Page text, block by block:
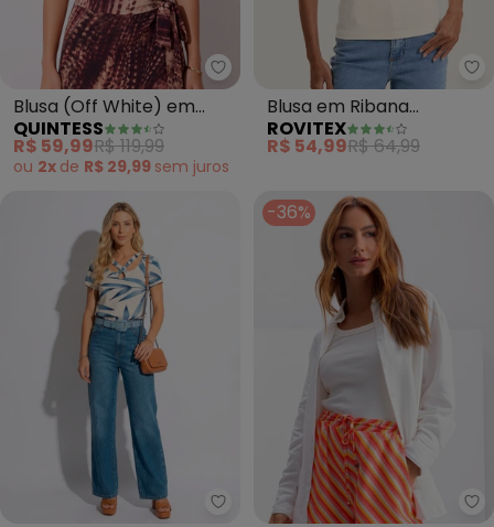
Quintess - Blusa (Off White)
Blusa (Off White) em
Malha de Viscose
QUINTESS
R$ 59,99R$ 119,99
ou 2x de R$ 29,99 sem juros
Blusa em Ribana
Canelada (Bege)
ROVITEX
R$ 54,99R$ 64,99
Quintess - Blusa com Tiras no
-36%